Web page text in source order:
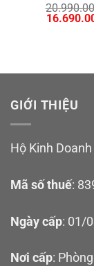
Được
hạng5
Giá
GIỚI THIỆU
Hộ Kinh
Mã số thuế:
Ngày cấp: 01/
Nơi cấp: